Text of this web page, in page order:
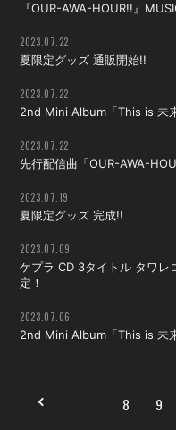
会員登録
『OUR-AWA-HOUR!!』
2023.07.22
夏限定グッズ 通販開始!!
2023.07.22
2nd Mini Album「This is 未
2023.07.22
先行配信曲「OUR-AWA-
2023.07.19
夏限定グッズ 完成!!
2023.07.09
ケプラ CD 3タイトル タワレ
定！
2023.07.06
2nd Mini Album「This is 未
8 9